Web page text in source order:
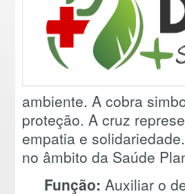
ambiente. A cobra
proteção. A cruz
empatia e
no âmbito da Saúde
Função: Auxiliar o